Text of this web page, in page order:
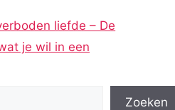
liefde – De
je wil in een
Zoeken